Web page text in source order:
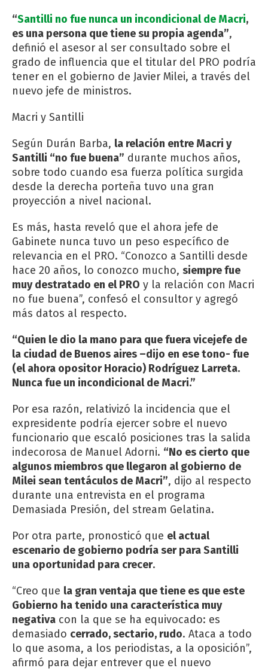
“Santilli no fue nunca un incondicional de Macri,
es una persona que tiene su propia agenda”,
definió el asesor al ser consultado sobre el
grado de influencia que el titular del PRO podría
tener en el gobierno de Javier Milei, a través del
nuevo jefe de ministros.
Macri y Santilli
Según Durán Barba, la relación entre Macri y
Santilli “no fue buena” durante muchos años,
sobre todo cuando esa fuerza política surgida
desde la derecha porteña tuvo una gran
proyección a nivel nacional.
Es más, hasta reveló que el ahora jefe de
Gabinete nunca tuvo un peso específico de
relevancia en el PRO. “Conozco a Santilli desde
hace 20 años, lo conozco mucho, siempre fue
muy destratado en el PRO y la relación con Macri
no fue buena”, confesó el consultor y agregó
más datos al respecto.
“Quien le dio la mano para que fuera vicejefe de
la ciudad de Buenos aires –dijo en ese tono- fue
(el ahora opositor Horacio) Rodríguez Larreta.
Nunca fue un incondicional de Macri.”
Por esa razón, relativizó la incidencia que el
expresidente podría ejercer sobre el nuevo
funcionario que escaló posiciones tras la salida
indecorosa de Manuel Adorni. “No es cierto que
algunos miembros que llegaron al gobierno de
Milei sean tentáculos de Macri”, dijo al respecto
durante una entrevista en el programa
Demasiada Presión, del stream Gelatina.
Por otra parte, pronosticó que el actual
escenario de gobierno podría ser para Santilli
una oportunidad para crecer.
“Creo que la gran ventaja que tiene es que este
Gobierno ha tenido una característica muy
negativa con la que se ha equivocado: es
demasiado cerrado, sectario, rudo. Ataca a todo
lo que asoma, a los periodistas, a la oposición”,
afirmó para dejar entrever que el nuevo